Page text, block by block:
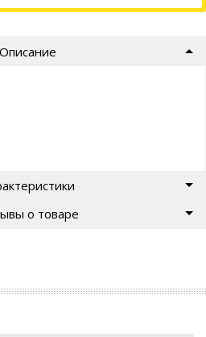
Описание
о товаре